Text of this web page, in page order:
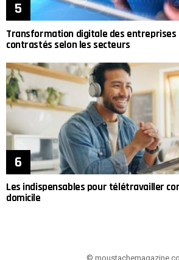
Transformation digitale des
contrastés selon les secteurs
Les indispensables pour télétravailler
domicile
©